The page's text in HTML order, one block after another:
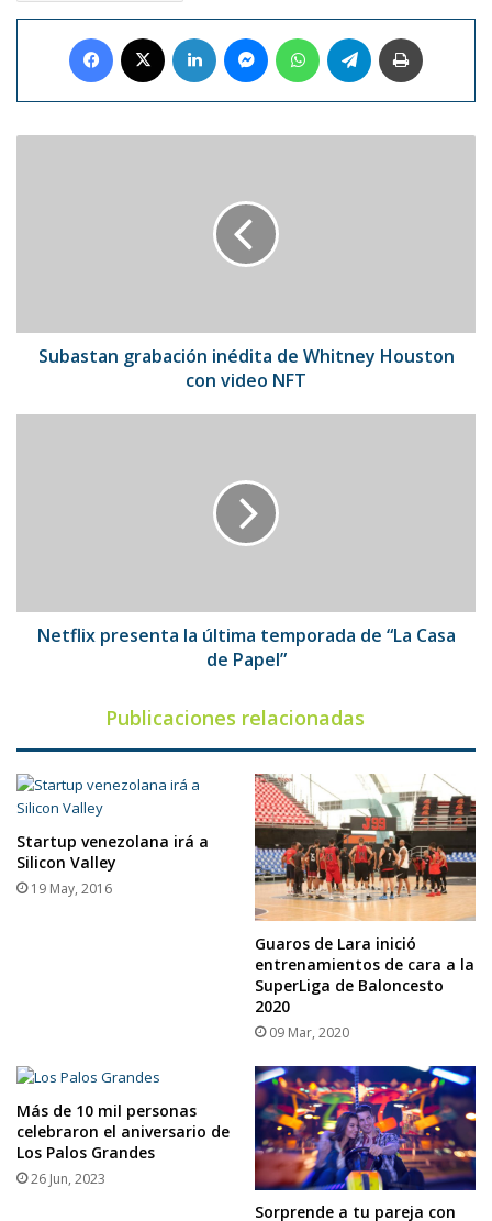
Facebook LinkedIn MessengerWhatsAppTelegram
NFT
Subastan grabación inédita de Whitney Houston
con video NFT
de
Papel”
Netflix presenta la última temporada de “La Casa
de Papel”
Publicaciones relacionadas
Startup venezolana irá a
Silicon Valley
19 May, 2016
Guaros de Lara inició
entrenamientos de cara a la
SuperLiga de Baloncesto
2020
09 Mar, 2020
Más de 10 mil personas
celebraron el aniversario de
Los Palos Grandes
26 Jun, 2023
Sorprende a tu pareja con